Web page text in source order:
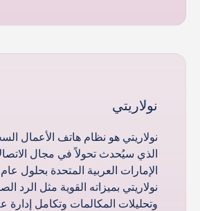
نولاريتي
نولاريتي هو نظام هاتف الأعمال
الذي سيُحدث تحولاً في مجال
نولاريتي بميزاته القوية مثل الرد
وتحليلات المكالمات وتكامل إدارة